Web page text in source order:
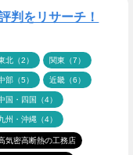
判をリサーチ！
北（2） 関東（7）
部（5） 近畿（6）
国・四国（4）
州・沖縄（4）
気密高断熱の工務店